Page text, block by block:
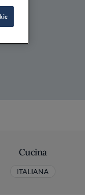
Cucina
ITALIANA